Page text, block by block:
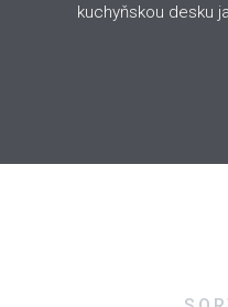
kuchyňskou desku
naše grilovací